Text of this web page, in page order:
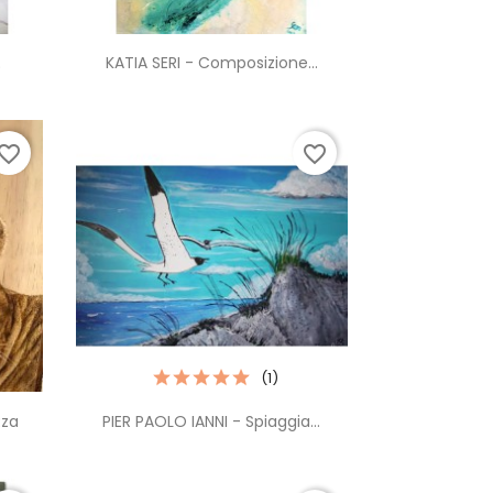
Anteprima
KATIA SERI - Composizione...
Anteprima
PIER PAOLO IANNI - Spiaggia...
(1)
favorite_border